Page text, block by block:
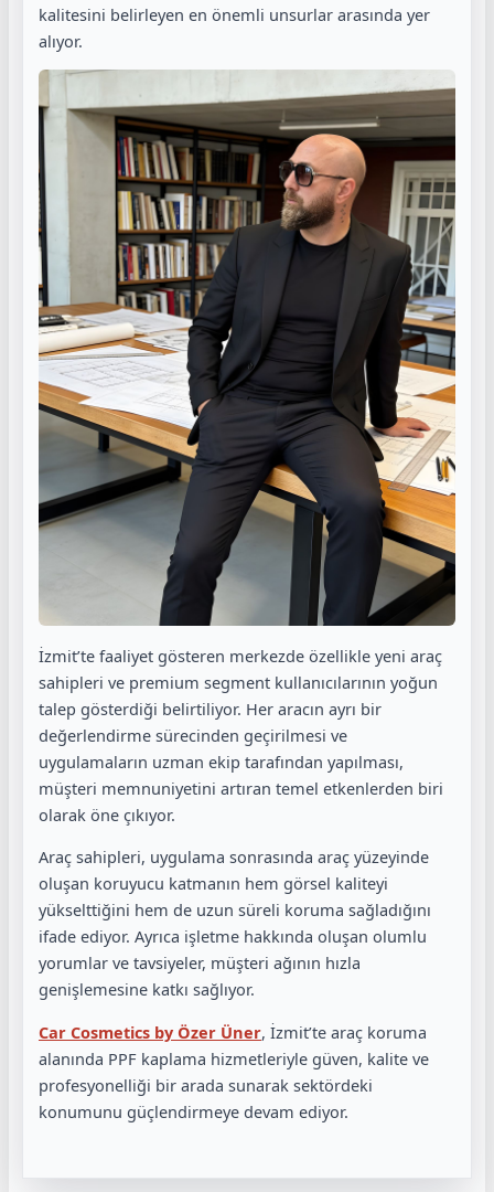
kalitesini belirleyen en önemli unsurlar arasında yer
alıyor.
İzmit’te faaliyet gösteren merkezde özellikle yeni araç
sahipleri ve premium segment kullanıcılarının yoğun
talep gösterdiği belirtiliyor. Her aracın ayrı bir
değerlendirme sürecinden geçirilmesi ve
uygulamaların uzman ekip tarafından yapılması,
müşteri memnuniyetini artıran temel etkenlerden biri
olarak öne çıkıyor.
Araç sahipleri, uygulama sonrasında araç yüzeyinde
oluşan koruyucu katmanın hem görsel kaliteyi
yükselttiğini hem de uzun süreli koruma sağladığını
ifade ediyor. Ayrıca işletme hakkında oluşan olumlu
yorumlar ve tavsiyeler, müşteri ağının hızla
genişlemesine katkı sağlıyor.
Car Cosmetics by Özer Üner, İzmit’te araç koruma
alanında PPF kaplama hizmetleriyle güven, kalite ve
profesyonelliği bir arada sunarak sektördeki
konumunu güçlendirmeye devam ediyor.